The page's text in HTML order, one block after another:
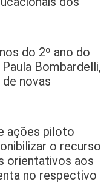
do 2º ano do
Bombardelli,
novas
ações piloto
o recurso
orientativos aos
no respectivo